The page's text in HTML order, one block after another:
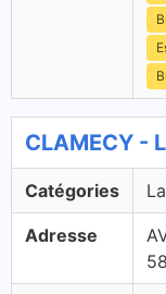
CLAMECY -
Catégories
Adresse